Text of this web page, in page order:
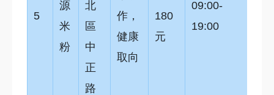
5
源
米
粉
北
區
中
正
路
作，
健康
取向
180
元
09:00-
19:00